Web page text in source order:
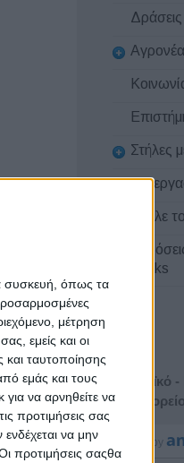
συσκευή, όπως τα
μέτρηση
εμείς και οι
και ταυτοποίησης
εμάς και τους
να αρνηθείτε να
προτιμήσεις σας
να μην
προτιμήσεις σαςθα
Δράσεις
Αγρονέα
Στήλες
Στείλε
books
Αθηναϊκό